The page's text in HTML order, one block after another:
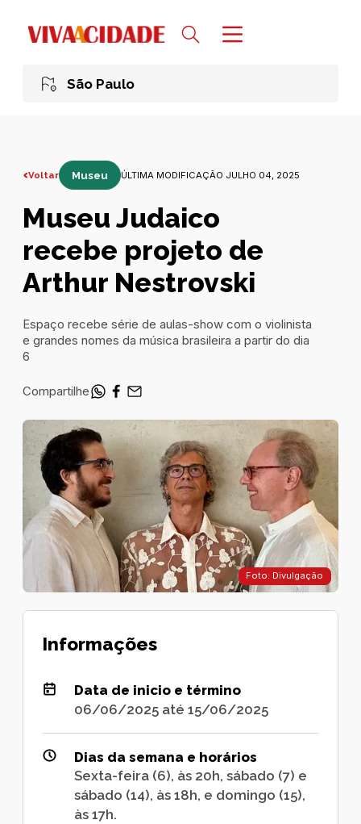
São Paulo
Voltar Museu ÚLTIMA MODIFICAÇÃO JULHO 04, 2025
Museu Judaico
recebe projeto de
Arthur Nestrovski
Espaço recebe série de aulas-show com o violinista
e grandes nomes da música brasileira a partir do dia
6
Compartilhe
Foto: Divulgação
Informações
Data de inicio e término
06/06/2025 até 15/06/2025
Dias da semana e horários
Sexta-feira (6), às 20h, sábado (7) e
sábado (14), às 18h, e domingo (15),
às 17h.